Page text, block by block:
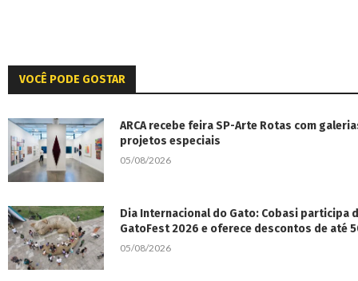
VOCÊ PODE GOSTAR
ARCA recebe feira SP-Arte Rotas com
projetos especiais
05/08/2026
Dia Internacional do Gato: Cobasi participa
GatoFest 2026 e oferece descontos de até
05/08/2026